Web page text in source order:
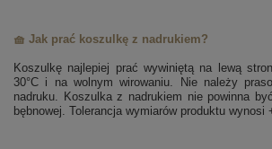
🧺 Jak prać koszulkę z nadrukiem?
Koszulkę najlepiej prać wywiniętą na lewą
30°C i na wolnym wirowaniu. Nie należy
nadruku. Koszulka z nadrukiem nie powinna
bębnowej. Tolerancja wymiarów produktu wynosi